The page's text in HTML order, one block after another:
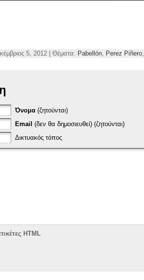
5, 2012 | Θέματα: Pabellón, Perez Piñero,
Όνομα (ζητούνται)
Email (δεν θα δημοσιευθεί) (ζητούνται)
Δικτυακός τόπος
HTML